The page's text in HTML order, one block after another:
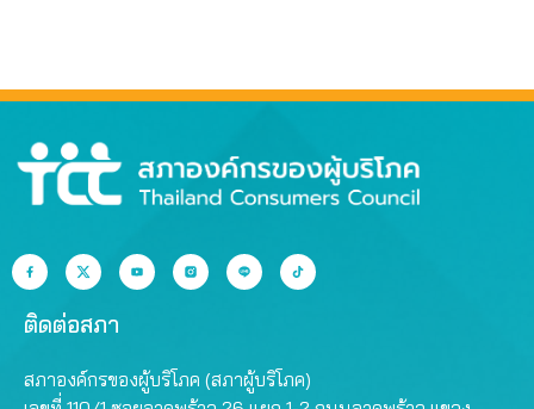
ติดต่อสภา
สภาองค์กรของผู้บริโภค (สภาผู้บริโภค)